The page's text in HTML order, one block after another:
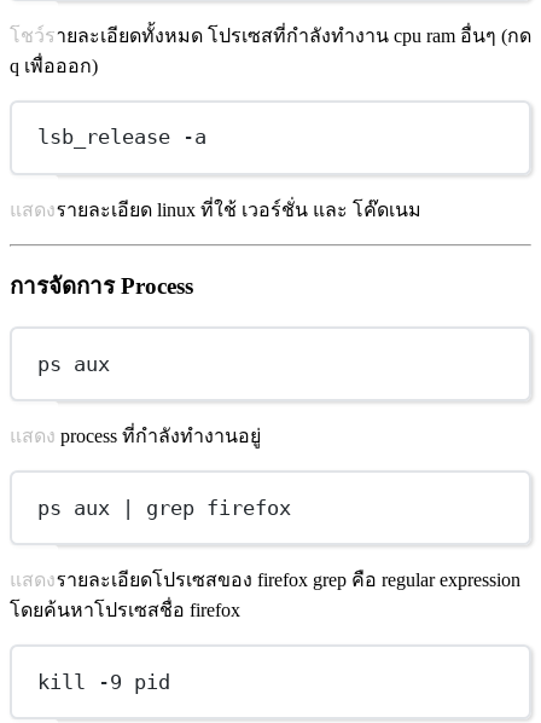
โชว์รายละเอียดทั้งหมด โปรเซสที่กำลังทำงาน cpu ram อื่นๆ (กด
q เพื่อออก)
lsb_release -a
แสดงรายละเอียด linux ที่ใช้ เวอร์ชั่น และ โค๊ดเนม
การจัดการ Process
ps aux
แสดง process ที่กำลังทำงานอยู่
ps aux | grep firefox
แสดงรายละเอียดโปรเซสของ firefox grep คือ regular expression
โดยค้นหาโปรเซสชื่อ firefox
kill -9 pid